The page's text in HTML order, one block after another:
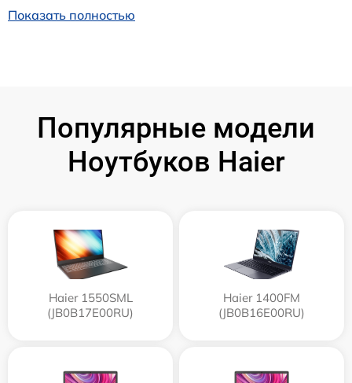
Показать полностью
Популярные модели
Ноутбуков Haier
Haier 1550SML
(JB0B17E00RU)
Haier 1400FM
(JB0B16E00RU)